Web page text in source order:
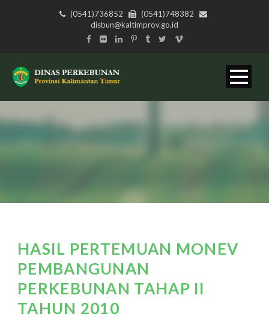
(0541)736852
(0541)748382
disbun@kaltimprov.go.id
HASIL PERTEMUAN MONEV
PEMBANGUNAN
PERKEBUNAN TAHAP II
TAHUN 2010